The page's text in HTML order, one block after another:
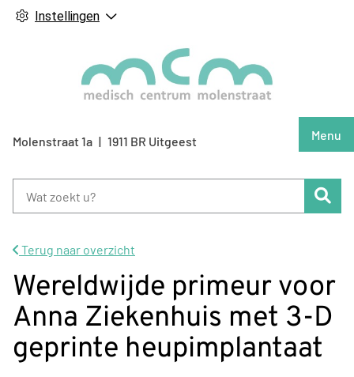
Instellingen
Menu
Molenstraat1a 1911 BR Uitgeest
Terug naar overzicht
Wereldwijde primeur voor
Anna Ziekenhuis met 3-D
geprinte heupimplantaat